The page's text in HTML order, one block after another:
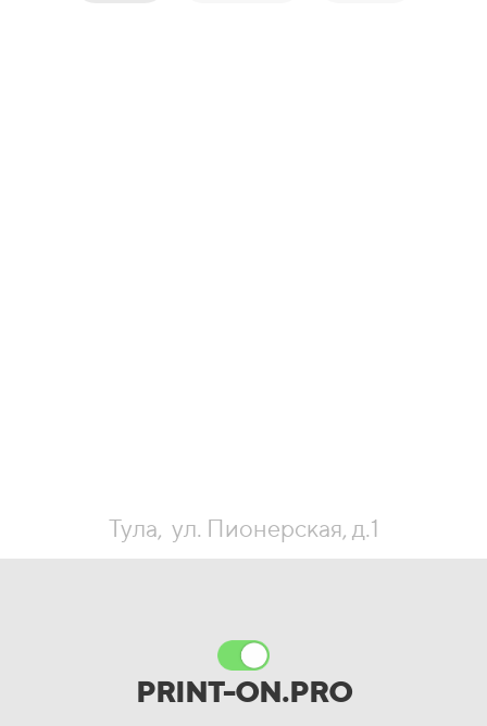
Тула, ул. Пионерская, д.1
Рязань, ул. Сенная, д. 8
Орёл, ул. Максима Горького, д. 27
PRINT-ON.PRO